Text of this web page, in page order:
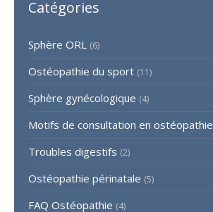
Catégories
Sphère ORL (6)
Ostéopathie du sport (11)
Sphère gynécologique (4)
Motifs de consultation en ostéopathie
Troubles digestifs (2)
Ostéopathie périnatale (5)
FAQ Ostéopathie (4)